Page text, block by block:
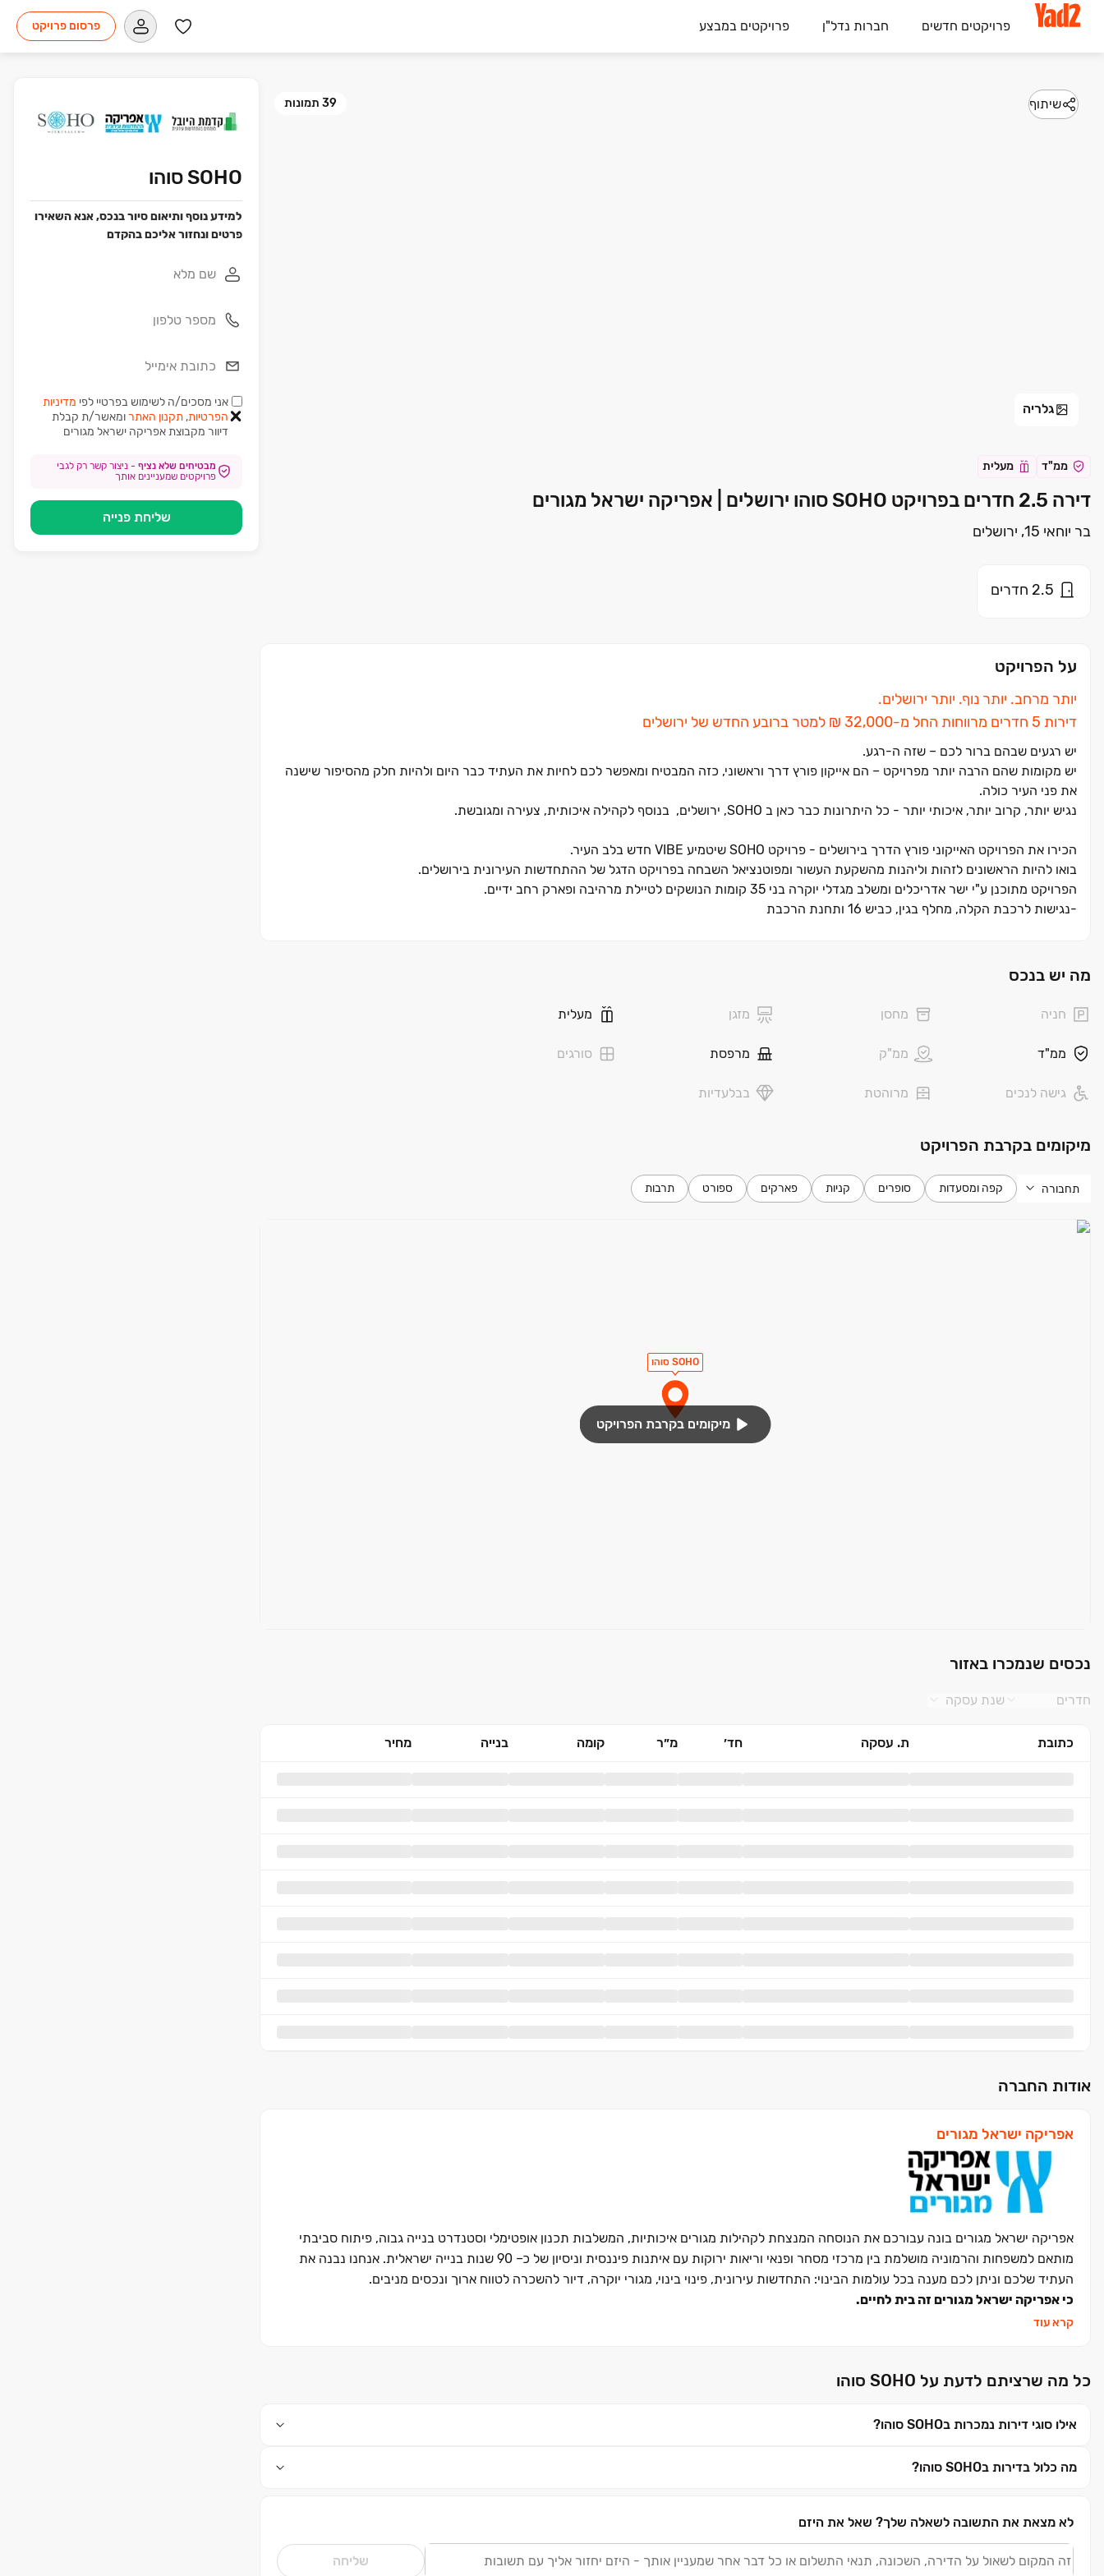
פרויקטים חדשים חברות נדל"ן פרויקטים במבצע פרסום פרויקט
39 תמונות שיתוף
גלריה
ממ"ד מעלית
דירה 2.5 חדרים בפרויקט SOHO סוהו ירושלים | אפריקה ישראל מגורים
בר יוחאי 15, ירושלים
2.5 חדרים
על הפרויקט
יותר מרחב. יותר נוף. יותר ירושלים.
דירות ‏5 חדרים מרווחות החל מ‏-32,000 ‏₪ למטר ברובע החדש של ירושלים
יש רגעים שבהם ברור לכם ‏– שזה ה-רגע.
יש מקומות שהם הרבה יותר מפרויקט ‏– הם אייקון פורץ דרך וראשוני, כזה המבטיח ומאפשר לכם לחיות את העתיד כבר היום ולהיות חלק מהסיפור שישנה
את פני העיר כולה.
נגיש יותר, קרוב יותר, איכותי יותר - כל היתרונות כבר כאן ב SOHO, ירושלים, בנוסף לקהילה איכותית, צעירה ומגובשת.
הכירו את הפרויקט האייקוני פורץ הדרך בירושלים - פרויקט SOHO שיטמיע VIBE חדש בלב העיר.
בואו להיות הראשונים לזהות וליהנות מהשקעת העשור ומפוטנציאל השבחה בפרויקט הדגל של ההתחדשות העירונית בירושלים.
הפרויקט מתוכנן ע"י ישר אדריכלים​ ומשלב מגדלי יוקרה בני 35 קומות הנושקים לטיילת מרהיבה ופארק רחב ידיים.
-נגישות לרכבת הקלה, מחלף בגין, כביש 16 ותחנת הרכבת
-חדר כושר גדול
-מועדון דיירים
לבחירתכם: דירות 2 ,3 ,3.5 ,4 ,5 חדרים. החלה הבנייה​, אכלוס באפריל 2030
מה יש בנכס
חניה מחסן מזגן מעלית
ממ"ד ממ"ק מרפסת סורגים
גישה לנכים מרוהטת בבלעדיות
מיקומים בקרבת הפרויקט
תחבורה קפה ומסעדות סופרים קניות פארקים ספורט תרבות
SOHO סוהו
מיקומים בקרבת הפרויקט
נכסים שנמכרו באזור
חדרים שנת עסקה
כתובת ת. עסקה חד׳ מ״ר קומה בנייה מחיר
אודות החברה
אפריקה ישראל מגורים
אפריקה ישראל מגורים בונה עבורכם את הנוסחה המנצחת לקהילות מגורים איכותיות, המשלבות תכנון אופטימלי וסטנדרט בנייה גבוה, פיתוח סביבתי
מותאם למשפחות והרמוניה מושלמת בין מרכזי מסחר ופנאי וריאות ירוקות עם איתנות פיננסית וניסיון של כ‏– ‏90 שנות בנייה ישראלית. אנחנו נבנה את
העתיד שלכם וניתן לכם מענה בכל עולמות הבינוי: התחדשות עירונית, פינוי בינוי, מגורי יוקרה, דיור להשכרה לטווח ארוך ונכסים מניבים.
כי אפריקה ישראל מגורים זה בית לחיים.
קרא עוד
כל מה שרציתם לדעת על SOHO סוהו
אילו סוגי דירות נמכרות בSOHO סוהו?
מה כלול בדירות בSOHO סוהו?
לא מצאת את התשובה לשאלה שלך? שאל את היזם
שליחה
SOHO סוהו
למידע נוסף ותיאום סיור בנכס, אנא השאירו
פרטים ונחזור אליכם בהקדם
אני מסכים/ה לשימוש בפרטיי לפי מדיניות
הפרטיות, תקנון האתרומאשר/ת קבלת
דיוור מקבוצתאפריקה ישראל מגורים
מבטיחים שלא נציף - ניצור קשר רק לגבי
פרויקטים שמעניינים אותך
שליחת פנייה